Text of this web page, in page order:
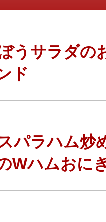
うサラダの
ド
パラハム炒
Wハムおに